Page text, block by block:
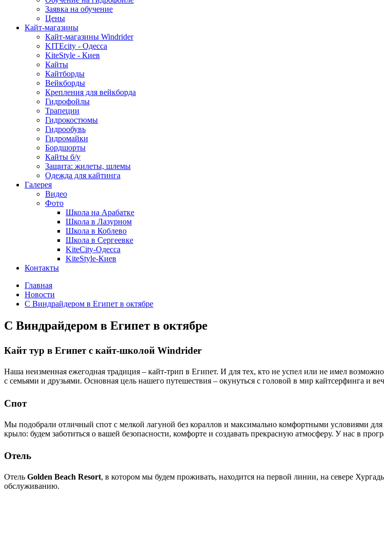
Заявка на обучение
Цены
Кайт-магазины
Кайт-магазины Windrider
KITEcity - Одесса
KiteStyle - Киев
Кайты
Кайтборды
Вейкборды
Крепления для вейкборда
Гидрофойлы
Трапеции
Гидрокостюмы
Гидрообувь
Гидромайки
Бордшорты
Кайты б/у
Защита: жилеты, шлемы
Одежда для кайтинга
Галерея
Видео
Фото
Школа на Арабатке
Школа в Лазурном
Школа в Коблево
Школа в Сергеевке
KiteCity-Одесса
KiteStyle-Киев
Контакты
Главная
Новости
С Виндрайдером в Египет в октябре
С Виндрайдером в Египет в октябре
Кайт тур в Египет с кайт-школой Windrider
Наша неизменная ежегодная традиция – кайт-трип в Египет. И для тех, кто не успел или не имел
с семьями и друзьями. Основная цель нашего путешествия – окунуться с головой в мир кайтсерфинга и
Спот
Мы подобрали отличный спот с мелкой лагуной без кораллов и максимально комфортными условиями
крыло: будем заботиться о вашей безопасности, комфорте и создавать прекрасную атмосферу. У нас в
Отель
Отель Golden Beach Resort, в котором мы будем проживать, находится на первой линии, на севере
обслуживанию.